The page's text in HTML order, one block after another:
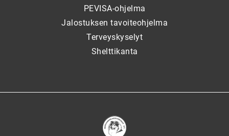
PEVISA-ohjelma
Jalostuksen tavoiteohjelma
Terveyskyselyt
Shelttikanta